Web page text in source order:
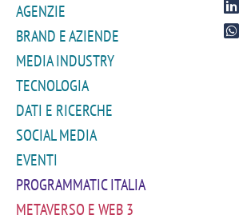
AGENZIE
BRAND E AZIENDE
MEDIA INDUSTRY
TECNOLOGIA
DATI E RICERCHE
SOCIAL MEDIA
EVENTI
PROGRAMMATIC ITALIA
METAVERSO E WEB 3